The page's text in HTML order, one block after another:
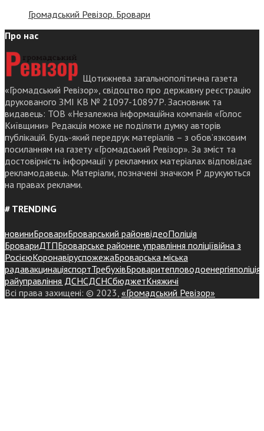
Громадський Ревізор. Бровари
Про нас
Щотижнева загальнополітична газета
«Громадський Ревізор», свідоцтво про державну реєстрацію
друкованого ЗМІ КВ № 21097-10897Р. Засновник та
видавець: ТОВ «Незалежна інформаційна компанія «Голос
Київщини» Редакція може не поділяти думку авторів
публікацій. Будь-який передрук матеріалів – з обов’язковим
посиланням на газету «Громадський Ревізор». За зміст та
достовірність інформації у рекламних матеріалах відповідає
рекламодавець. Матеріали, позначені значком Р друкуються
на правах реклами.
# TRENDING
новиниБровариБроварський районвідеоПоліція
БровариДТПБроварське районне управління поліціївійна з
РосієюКоронавіруспожежаБроварська міська
радавакцинаціяспортТребухівБроваритепловодоенергіяполіція
райуправління ДСНСДСНСбюджетКняжичі
Всі права захищені: © 2023, «Громадський Ревізор»